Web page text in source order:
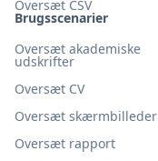
Brugsscenarier
Oversæt akademiske
udskrifter
Oversæt CV
Oversæt skærmbilleder
Oversæt rapport
Oversæt CSV